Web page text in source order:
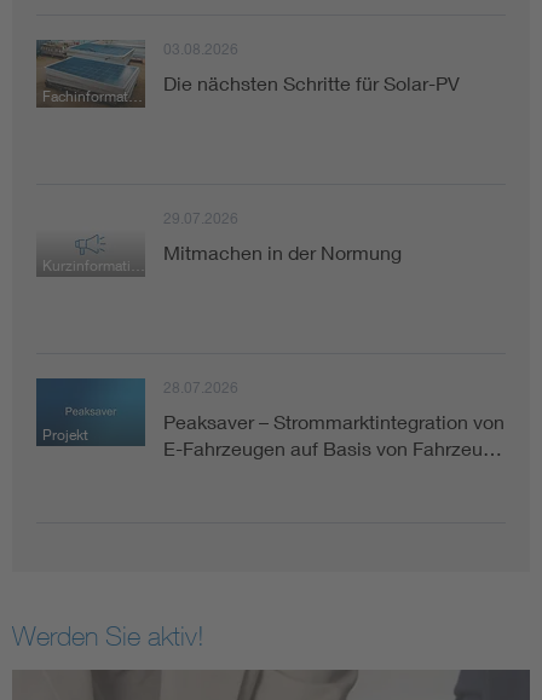
Fachinformation
03.08.2026
Die nächsten Schritte für Solar-PV
29.07.2026
Mitmachen in der Normung
Projekt
28.07.2026
Peaksaver – Strommarktintegration von
E-Fahrzeugen auf Basis von Fahrzeu…
Werden Sie aktiv!